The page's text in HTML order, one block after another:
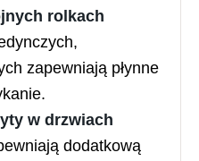
rolkach
zapewniają płynne
w drzwiach
dodatkową